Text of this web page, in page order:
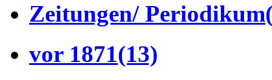
Zeitungen/ Periodikum
vor 1871(13)